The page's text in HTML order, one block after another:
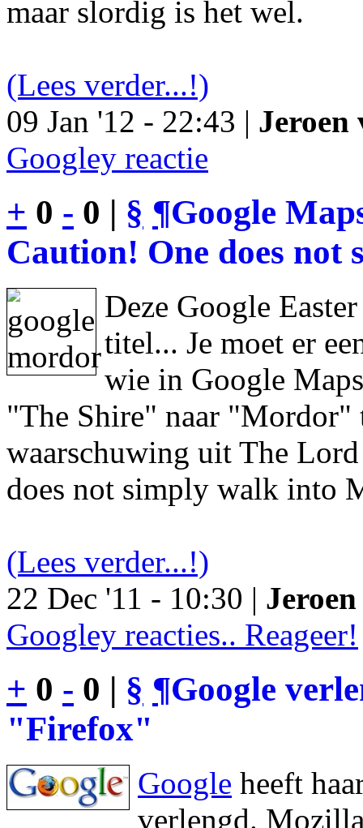
maar slordig is het wel.
(Lees verder...!)
09 Jan '12 - 22:43 | Jeroen
Googley reactie
+ 0 - 0 | § ¶Google
Caution! One does
Deze Google
titel... Je moet er
wie in Google
"The Shire" naar "Mordor"
waarschuwing uit The
does not simply walk into
(Lees verder...!)
22 Dec '11 - 10:30 |
Googley reacties.. Reageer!
+ 0 - 0 | § ¶Google
"Firefox"
Google heeft
verlengd.